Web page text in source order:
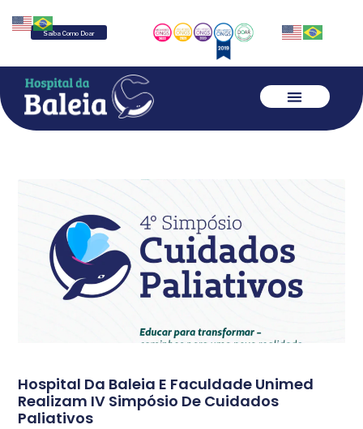
Saiba Como Doar
Hospital Da Baleia E Faculdade Unimed
Realizam IV Simpósio De Cuidados
Paliativos